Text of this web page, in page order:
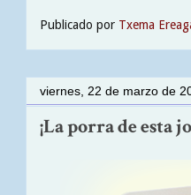
Publicado por Txema
viernes, 22 de marzo de
¡La porra de esta